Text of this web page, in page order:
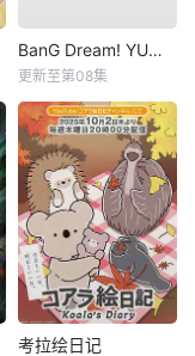
BanG Dream! YUME∞MITA
更新至第08集
考拉绘日记